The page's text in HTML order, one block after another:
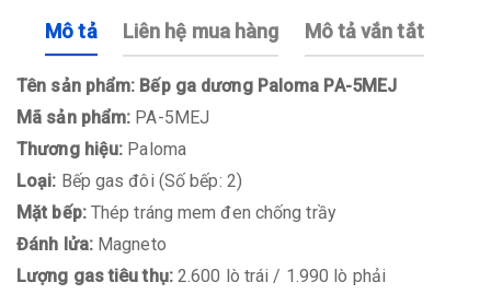
Mô tả Liên hệ mua hàng Mô tả vắn tắt
Tên sản phẩm: Bếp ga dương Paloma PA-5MEJ
Mã sản phẩm: PA-5MEJ
Thương hiệu: Paloma
Loại: Bếp gas đôi (Số bếp: 2)
Mặt bếp: Thép tráng mem đen chống trầy
Đánh lửa:Magneto
Lượng gas tiêu thụ:2.600 lò trái / 1.990 lò phải